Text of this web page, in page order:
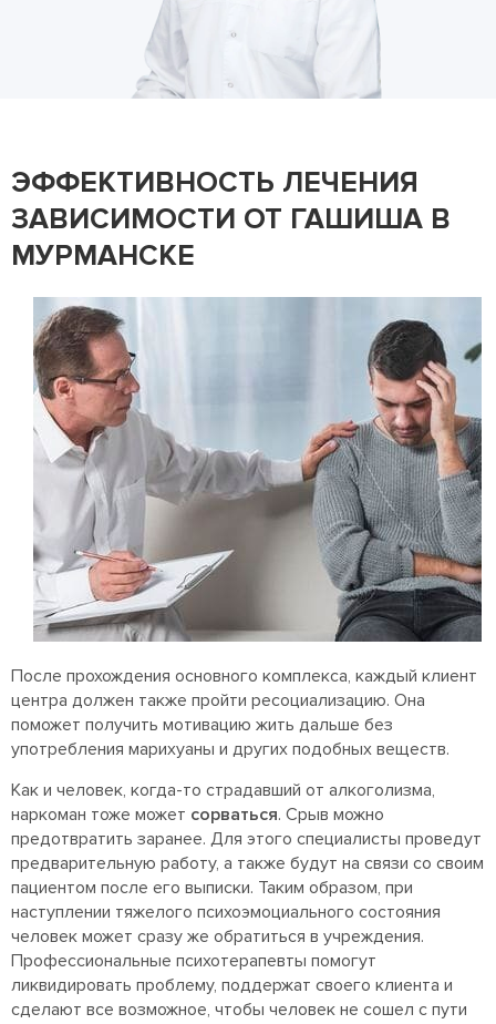
ЭФФЕКТИВНОСТЬ ЛЕЧЕНИЯ
ЗАВИСИМОСТИ ОТ ГАШИША В
МУРМАНСКЕ
После прохождения основного комплекса, каждый клиент
центра должен также пройти ресоциализацию. Она
поможет получить мотивацию жить дальше без
употребления марихуаны и других подобных веществ.
Как и человек, когда-то страдавший от алкоголизма,
наркоман тоже может сорваться. Срыв можно
предотвратить заранее. Для этого специалисты проведут
предварительную работу, а также будут на связи со своим
пациентом после его выписки. Таким образом, при
наступлении тяжелого психоэмоциального состояния
человек может сразу же обратиться в учреждения.
Профессиональные психотерапевты помогут
ликвидировать проблему, поддержат своего клиента и
сделают все возможное, чтобы человек не сошел с пути